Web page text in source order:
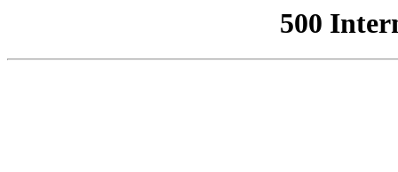
500